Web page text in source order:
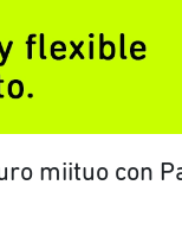
miituo con